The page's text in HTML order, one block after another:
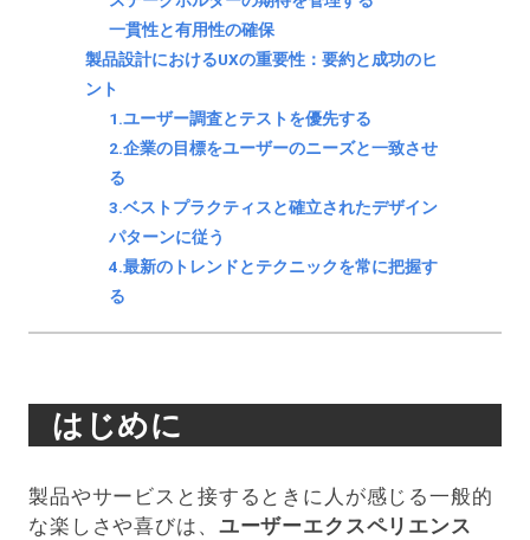
一貫性と有用性の確保
製品設計におけるUXの重要性：要約と成功のヒ
ント
1.ユーザー調査とテストを優先する
2.企業の目標をユーザーのニーズと一致させ
る
3.ベストプラクティスと確立されたデザイン
パターンに従う
4.最新のトレンドとテクニックを常に把握す
る
はじめに
製品やサービスと接するときに人が感じる一般的
な楽しさや喜びは、 ユーザーエクスペリエンス